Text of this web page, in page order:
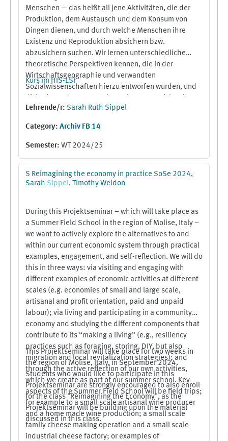
Menschen — das heißt all jene Aktivitäten, die der
Produktion, dem Austausch und dem Konsum von
Dingen dienen, und durch welche Menschen ihre
Existenz und Reproduktion absichern bzw.
abzusichern suchen. Wir lernen unterschiedliche
theoretische Perspektiven kennen, die in der
Wirtschaftsgeographie und verwandten
Sozialwissenschaften hierzu entworfen wurden, und
und Erklärungsgehalt. Zentrale Leitfragen, die uns
Auf welche Weise handeln Akteur:innen, wenn sie
wirtschaftlich handeln, und welche Faktoren
liegt den jeweiligen theoretischen Perspektiven
zugrunde? Wie beeinflussen Räume wirtschaftliches
Handeln, und welche lokalen, regionalen und
wirtschaftlichen Handelns (re-)produziert? Die
Vorlesung geht jeweils von zentralen Begriffen aus,
stellt Theorieansätze vor und diskutiert diese dann
anhand von Fallbeispielen aus unterschiedlichen
regionalen Kontexten.
Kurs im HIS-LSF
Lehrende/r: Sarah Ruth Sippel
Category: Archiv FB 14
Semester: WT 2024/25
S Reimagining the economy in practice SoSe 2024,
Sarah Sippel, Timothy Weldon
During this Projektseminar – which will take place as
a Summer Field School in the region of Molise, Italy –
we want to actively explore the alternatives to and
within our current economic system through practical
examples, engagement, and self-reflection. We will do
this in three ways: via visiting and engaging with
different examples of economic activities at different
scales (e.g. economies of small and large scale,
artisanal and profit orientation, paid and unpaid
labour); via living and participating in a community
economy and studying the different components that
contribute to its “making a living” (e.g., resiliency
practices such as foraging, storing, DIY, but also
migration and local revitalization strategies); and
through the active reflection of our own activities,
which we create as part of our summer school. Key
aspects of the Summer Field School will be field trips;
for example to a small scale artisanal wine producer
and a home made wine production; a small scale
family cheese making operation and a small scale
industrial cheese factory; or examples of
This Projektseminar will take place for two weeks in
the region of Molise, Italy, in September 2024.
Students who would like to participate in this
Projektseminar are strongly encouraged to also enroll
for the class "Reimagining the Economy", as the
Projektseminar will be building upon the material
discussed in this class.